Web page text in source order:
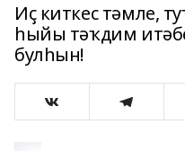
Иҫ киткес тәмле,
һыйы тәҡдим
булһын!